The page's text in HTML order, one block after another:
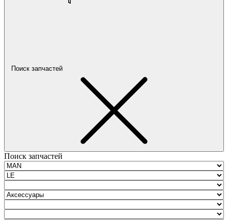
Поиск запчастей
Поиск запчастей